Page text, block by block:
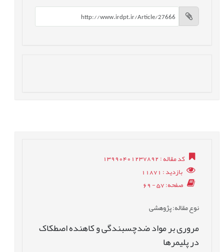
کد مقاله: 13990401237892
بازدید: 11871
صفحه: 57 - 69
نوع مقاله: پژوهشی
مروری بر مواد ضدچسبندگی و کاهنده اصطکاک
در پلیمرها